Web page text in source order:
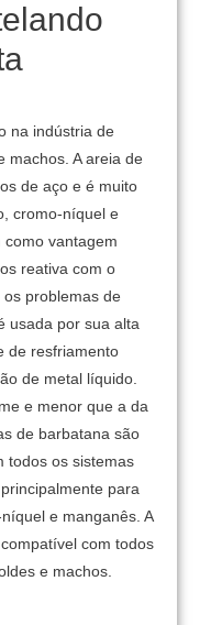
na indústria de
machos. A areia de
de aço e é muito
cromo-níquel e
como vantagem
reativa com o
problemas de
usada por sua alta
de resfriamento
de metal líquido.
e menor que a da
de barbatana são
todos os sistemas
para
e manganês. A
com todos
e machos.